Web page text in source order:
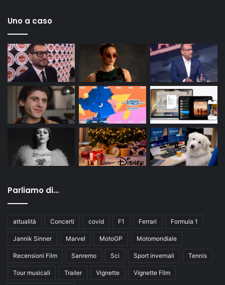
Uno a caso
Parliamo di…
attualità Concerti covid F1 Ferrari Formula 1
Jannik Sinner Marvel MotoGP Motomondiale
Recensioni Film Sanremo Sci Sport invernali Tennis
Tour musicali Trailer Vignette Vignette Film